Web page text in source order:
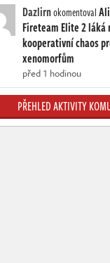
Dazlirnokomentoval
Fireteam Elite 2 láká
kooperativní chaos
xenomorfům
před 1 hodinou
PŘEHLED AKTIVITY